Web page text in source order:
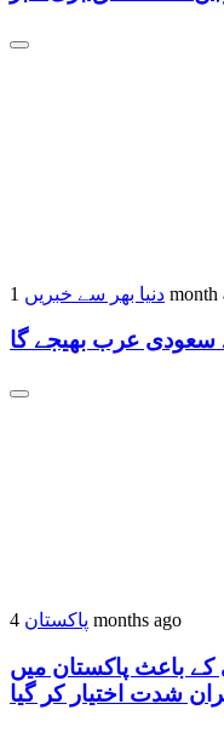
دنیا بھر سے خبریں 1
پاکستان 4 months ago
باعث پاکستان میں
شدت اختیار کر گیا